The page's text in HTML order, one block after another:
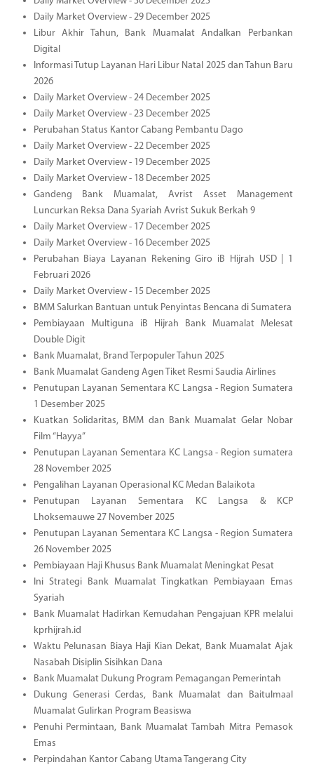
Daily Market Overview - 29 December 2025
Libur Akhir Tahun, Bank Muamalat Andalkan Perbankan
Digital
Informasi Tutup Layanan Hari Libur Natal 2025 dan Tahun Baru
2026
Daily Market Overview - 24 December 2025
Daily Market Overview - 23 December 2025
Perubahan Status Kantor Cabang Pembantu Dago
Daily Market Overview - 22 December 2025
Daily Market Overview - 19 December 2025
Daily Market Overview - 18 December 2025
Gandeng Bank Muamalat, Avrist Asset Management
Luncurkan Reksa Dana Syariah Avrist Sukuk Berkah 9
Daily Market Overview - 17 December 2025
Daily Market Overview - 16 December 2025
Perubahan Biaya Layanan Rekening Giro iB Hijrah USD | 1
Februari 2026
Daily Market Overview - 15 December 2025
BMM Salurkan Bantuan untuk Penyintas Bencana di Sumatera
Pembiayaan Multiguna iB Hijrah Bank Muamalat Melesat
Double Digit
Bank Muamalat, Brand Terpopuler Tahun 2025
Bank Muamalat Gandeng Agen Tiket Resmi Saudia Airlines
Penutupan Layanan Sementara KC Langsa - Region Sumatera
1 Desember 2025
Kuatkan Solidaritas, BMM dan Bank Muamalat Gelar Nobar
Film “Hayya”
Penutupan Layanan Sementara KC Langsa - Region sumatera
28 November 2025
Pengalihan Layanan Operasional KC Medan Balaikota
Penutupan Layanan Sementara KC Langsa & KCP
Lhoksemauwe 27 November 2025
Penutupan Layanan Sementara KC Langsa - Region Sumatera
26 November 2025
Pembiayaan Haji Khusus Bank Muamalat Meningkat Pesat
Ini Strategi Bank Muamalat Tingkatkan Pembiayaan Emas
Syariah
Bank Muamalat Hadirkan Kemudahan Pengajuan KPR melalui
kprhijrah.id
Waktu Pelunasan Biaya Haji Kian Dekat, Bank Muamalat Ajak
Nasabah Disiplin Sisihkan Dana
Bank Muamalat Dukung Program Pemagangan Pemerintah
Dukung Generasi Cerdas, Bank Muamalat dan Baitulmaal
Muamalat Gulirkan Program Beasiswa
Penuhi Permintaan, Bank Muamalat Tambah Mitra Pemasok
Emas
Perpindahan Kantor Cabang Utama Tangerang City